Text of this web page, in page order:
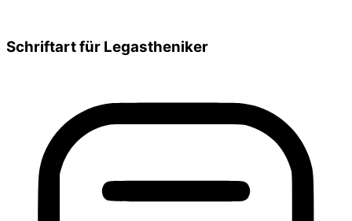
Schriftart für Legastheniker